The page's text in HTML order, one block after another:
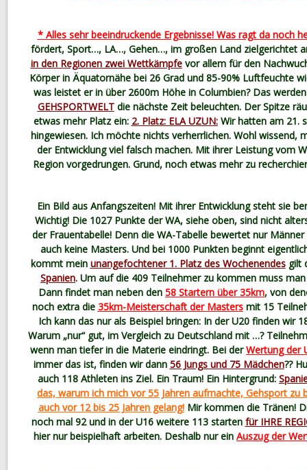
* Alles sehr beeindruckende Ergebnisse! Was ragt da noch
fördert, Sport…, LA…, Gehen…, im großen Land zielgerichtet
in den Regionen zwei Wettkämpfevor allem für den
Körper in Äquatornähe bei 26 Grad und 85-90% Luftfeuchte
was leistet er in über 2600m Höhe in Columbien? Das
GEHSPORTWELTdie nächste Zeit beleuchten. Der Spitze
etwas mehr Platz ein: 2. Platz: ELA UZUN:Wir hatten am 21.
hingewiesen. Ich möchte nichts verherrlichen. Wohl wissend,
der Entwicklung viel falsch machen. Mit ihrer Leistung vom
Region vorgedrungen. Grund, noch etwas mehr zu
Ein Bild aus Anfangszeiten! Mit ihrer Entwicklung steht sie
Wichtig! Die 1027 Punkte der WA, siehe oben, sind nicht
der Frauentabelle! Denn die WA-Tabelle bewertet nur
auch keine Masters. Und bei 1000 Punkten beginnt
kommt mein unangefochtener 1. Platz des Wochenendesgilt
Spanien. Um auf die 409 Teilnehmer zu kommen muss
Dann findet man neben den 58 Startern über 35km, von
noch extra die 35km-Meisterschaft der Mastersmit 15
Ich kann das nur als Beispiel bringen: In der U20 finden wir
Warum „nur“ gut, im Vergleich zu Deutschland mit …?
wenn man tiefer in die Materie eindringt. Bei derWertung der
immer das ist, finden wir dann 56 Jungs und 75 Mädchen??
auch 118 Athleten ins Ziel. Ein Traum! Ein Hintergrund:
das, warum ich mich vor 55 Jahren aufmachte, Gehsport zu
auch vor 12 bis 25 Jahren gelang!Mir kommen die Tränen!
noch mal 92 und in der U16 weitere 113 starten für IHRE
hier nur beispielhaft arbeiten. Deshalb nur ein Auszug der